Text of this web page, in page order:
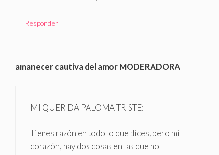
Responder
amanecer cautiva del amor MODERADORA
MI QUERIDA PALOMA TRISTE:
Tienes razón en todo lo que dices, pero mi
corazón, hay dos cosas en las que no